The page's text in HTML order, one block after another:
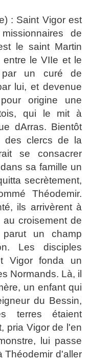
: Saint Vigor est
de
le saint Martin
le VIIe et le
par un curé de
lui, et devenue
origine une
qui le mit à
dArras. Bientôt
des clercs de la
se consacrer
sa famille un
secrètement,
Théodemir.
ils arrivèrent à
au croisement de
un champ
Les disciples
Vigor fonda un
Normands. Là, il
un enfant qui
du Bessin,
terres étaient
pria Vigor de l'en
lui passe
Théodemir d'aller